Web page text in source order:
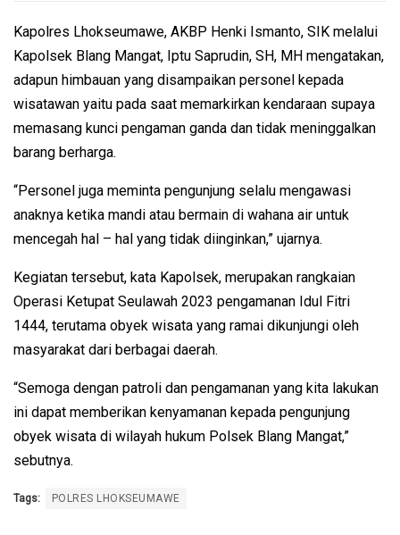
Kapolres Lhokseumawe, AKBP Henki Ismanto, SIK melalui
Kapolsek Blang Mangat, Iptu Saprudin, SH, MH mengatakan,
adapun himbauan yang disampaikan personel kepada
wisatawan yaitu pada saat memarkirkan kendaraan supaya
memasang kunci pengaman ganda dan tidak meninggalkan
barang berharga.
“Personel juga meminta pengunjung selalu mengawasi
anaknya ketika mandi atau bermain di wahana air untuk
mencegah hal – hal yang tidak diinginkan,” ujarnya.
Kegiatan tersebut, kata Kapolsek, merupakan rangkaian
Operasi Ketupat Seulawah 2023 pengamanan Idul Fitri
1444, terutama obyek wisata yang ramai dikunjungi oleh
masyarakat dari berbagai daerah.
“Semoga dengan patroli dan pengamanan yang kita lakukan
ini dapat memberikan kenyamanan kepada pengunjung
obyek wisata di wilayah hukum Polsek Blang Mangat,”
sebutnya.
Tags: POLRES LHOKSEUMAWE